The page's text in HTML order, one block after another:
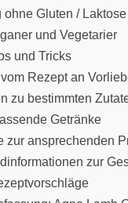
ohne Gluten / Laktose
und Vegetarier
und Tricks
Rezept an
zu bestimmten
Getränke
zur ansprechenden
zur